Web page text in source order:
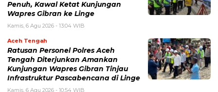
Penuh, Kawal Ketat Kunjungan
Wapres Gibran ke Linge
Kamis, 6 Agu 2026 - 13:04 WIB
Aceh Tengah
Ratusan Personel Polres Aceh
Tengah Diterjunkan Amankan
Kunjungan Wapres Gibran Tinjau
Infrastruktur Pascabencana di Linge
Kamis, 6 Agu 2026 - 10:54 WIB